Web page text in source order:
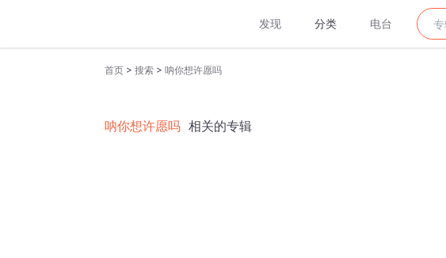
发现 分类 电台
首页 > 搜索 > 呐你想许愿吗
呐你想许愿吗 相关的专辑